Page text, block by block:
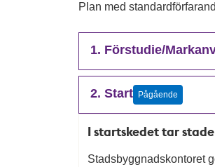
Plan med
1. Förstudie/
2. Start Pågående
I startskedet tar
Stadsbyggnadskontoret